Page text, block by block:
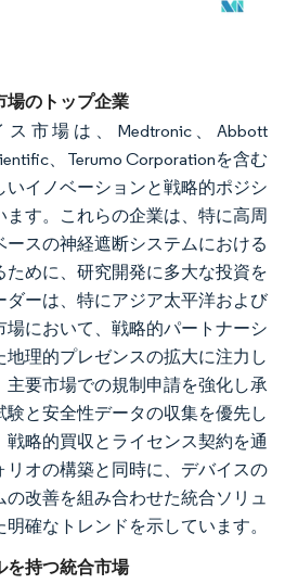
用にはCC BY 4.0の表示が必要です。
場のトップ企業
市場は、Medtronic、Abbott
、Terumo Corporationを含む
イノベーションと戦略的ポジシ
ます。これらの企業は、特に高周
スの神経遮断システムにおける
めに、研究開発に多大な投資を
ーは、特にアジア太平洋および
において、戦略的パートナーシ
地理的プレゼンスの拡大に注力し
要市場での規制申請を強化し承
と安全性データの収集を優先し
略的買収とライセンス契約を通
リオの構築と同時に、デバイスの
改善を組み合わせた統合ソリュ
確なトレンドを示しています。
を持つ統合市場